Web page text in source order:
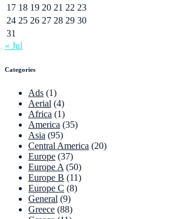
17 18 19 20 21 22 23
24 25 26 27 28 29 30
31
« Jul
Categories
Ads (1)
Aerial (4)
Africa (1)
America (35)
Asia (95)
Central America (20)
Europe (37)
Europe A (50)
Europe B (11)
Europe C (8)
General (9)
Greece (88)